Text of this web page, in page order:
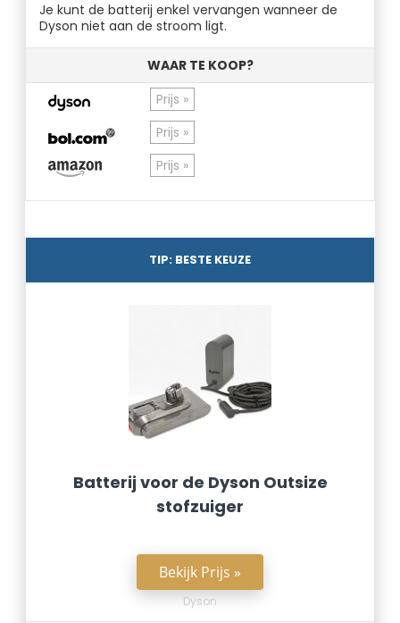
Je kunt de batterij enkel vervangen wanneer de
Dyson niet aan de stroom ligt.
WAAR TE KOOP?
Prijs »
Prijs »
Prijs »
TIP: BESTE KEUZE
Batterij voor de Dyson Outsize
stofzuiger
Bekijk Prijs »
Dyson